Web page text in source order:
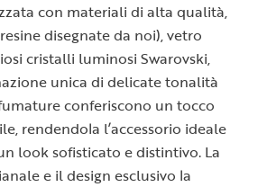
con materiali di alta qualità,
disegnate da noi), vetro
cristalli luminosi Swarovski,
unica di delicate tonalità
conferiscono un tocco
rendendola l’accessorio ideale
look sofisticato e distintivo. La
e il design esclusivo la